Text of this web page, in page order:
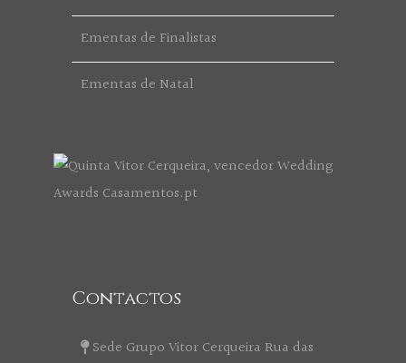
Ementas de Finalistas
Ementas de Natal
Contactos
Sede Grupo Vitor Cerqueira Rua das